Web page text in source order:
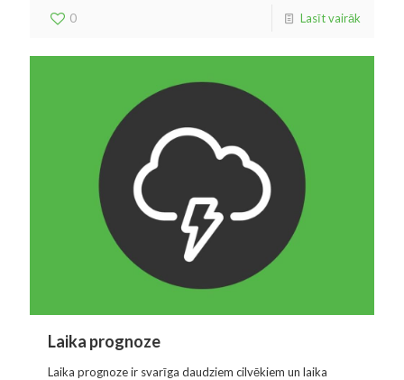
0 Lasīt vairāk
Laika prognoze
Laika prognoze ir svarīga daudziem cilvēkiem un laika